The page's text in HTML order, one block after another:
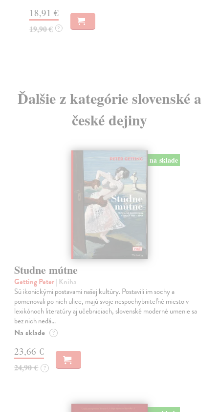
18,91 €
19,90 € ?
Ďalšie z kategórie slovenské a
české dejiny
na sklade
Studne mútne
Getting Peter| Kniha
Sú ikonickými postavami našej kultúry. Postavili im sochy a
pomenovali po nich ulice, majú svoje nespochybniteľné miesto v
lexikónoch literatúry aj učebniciach, slovenské moderné umenie sa
bez nich nedá…
Na sklade ?
23,66 €
24,90 € ?